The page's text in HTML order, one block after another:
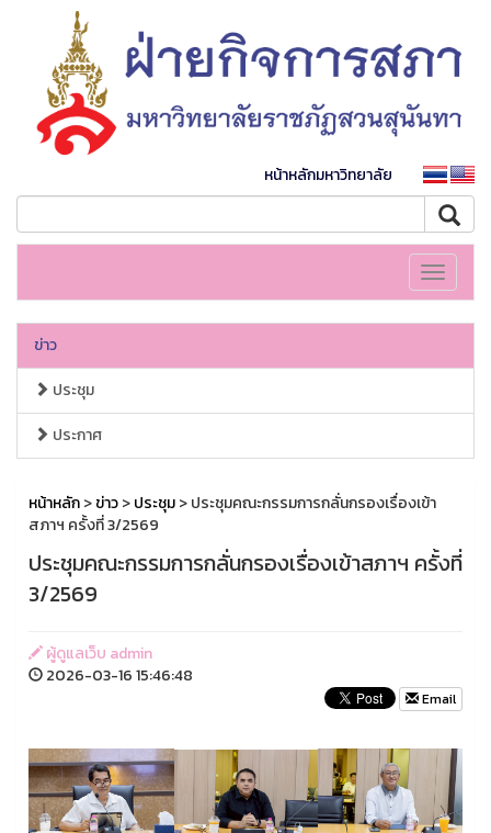
หน้าหลักมหาวิทยาลัย
Toggle
ข่าว
ประชุม
ประกาศ
หน้าหลัก>ข่าว>ประชุม> ประชุมคณะกรรมการกลั่นกรองเรื่องเข้า
สภาฯ ครั้งที่ 3/2569
ประชุมคณะกรรมการกลั่นกรองเรื่องเข้าสภาฯ ครั้งที่
3/2569
ผู้ดูแลเว็บ admin
2026-03-16 15:46:48
Email